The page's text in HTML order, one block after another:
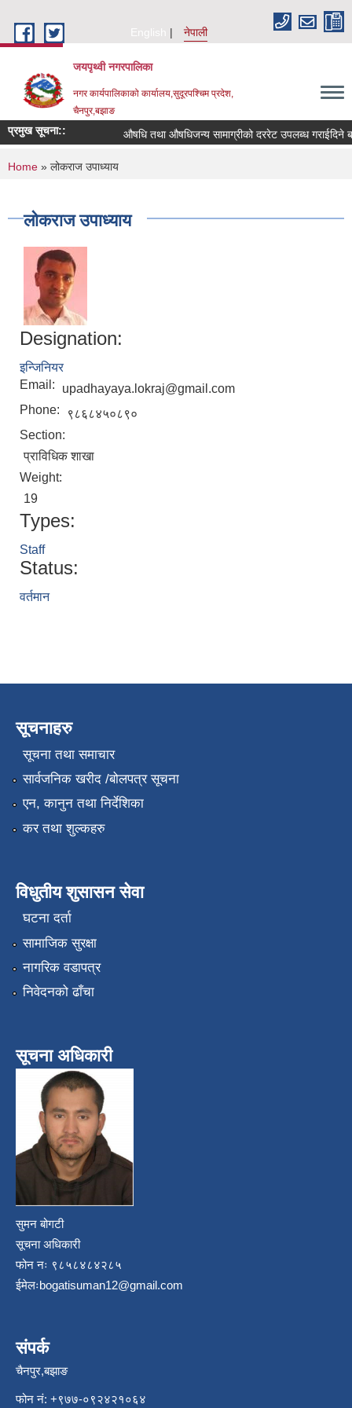
English
नेपाली
जयपृथ्वी नगरपालिका
नगर कार्यपालिकाको कार्यालय,सुदूरपश्चिम प्रदेश,
चैनपुर,बझाङ
प्रमुख सूचना:: औषधि तथा औषधिजन्य सामाग्रीको दररेट उपलब्ध गराईदिने
You are here
Home » लोकराज उपाध्याय
लोकराज उपाध्याय
Designation:
इन्जिनियर
Email:
upadhayaya.lokraj@gmail.com
Phone:
९८६८४५०८९०
Section:
प्राविधिक शाखा
Weight:
19
Types:
Staff
Status:
वर्तमान
सूचनाहरु
सूचना तथा समाचार
सार्वजनिक खरीद /बोलपत्र सूचना
एन, कानुन तथा निर्देशिका
कर तथा शुल्कहरु
विधुतीय शुसासन सेवा
घटना दर्ता
सामाजिक सुरक्षा
नागरिक वडापत्र
निवेदनको ढाँचा
सूचना अधिकारी
सुमन बोगटी
सूचना अधिकारी
फोन नः ९८५८४८४२८५
ईमेलःbogatisuman12@gmail.com
संपर्क
चैनपुर,बझाङ
फोन नं: ‍‌+९७७-०९२४२१०६४